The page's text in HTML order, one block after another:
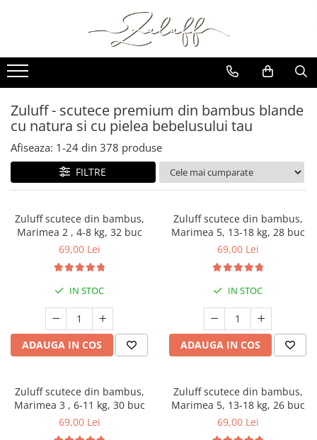
SCUTECE SI CHILOTEI
Scutece cu arici sustenabile
Testeaza-le!
Esentiale pentru schimbatul
scutecului
KLEAN KANTEEN
Termosuri de inox
Accesorii
NATTOU
Olite 3 in 1
Cosuri pentru scutece
Saltele pentru schimbat
COCCORITO
Bavete silicon
Vesela din silicon
Bavete cu maneca lunga
Bavetici
Jucarii pentru dentitie
CHARLIE BANANA
LOVE TO DREAM
Pijamale
Sac de dormit cu piciorușe
Zuluff - scutece premium din bambus blande
cu natura si cu pielea bebelusului tau
Afiseaza: 1-24 din 378 produse
FILTRE
Zuluff scutece din bambus,
Marimea 2 , 4-8 kg, 32 buc
69,00 Lei
IN STOC
ADAUGA IN COS
Zuluff scutece din bambus,
Marimea 5, 13-18 kg, 28 buc
69,00 Lei
IN STOC
ADAUGA IN COS
Zuluff scutece din bambus,
Marimea 3 , 6-11 kg, 30 buc
69,00 Lei
Zuluff scutece din bambus,
Marimea 5, 13-18 kg, 26 buc
69,00 Lei